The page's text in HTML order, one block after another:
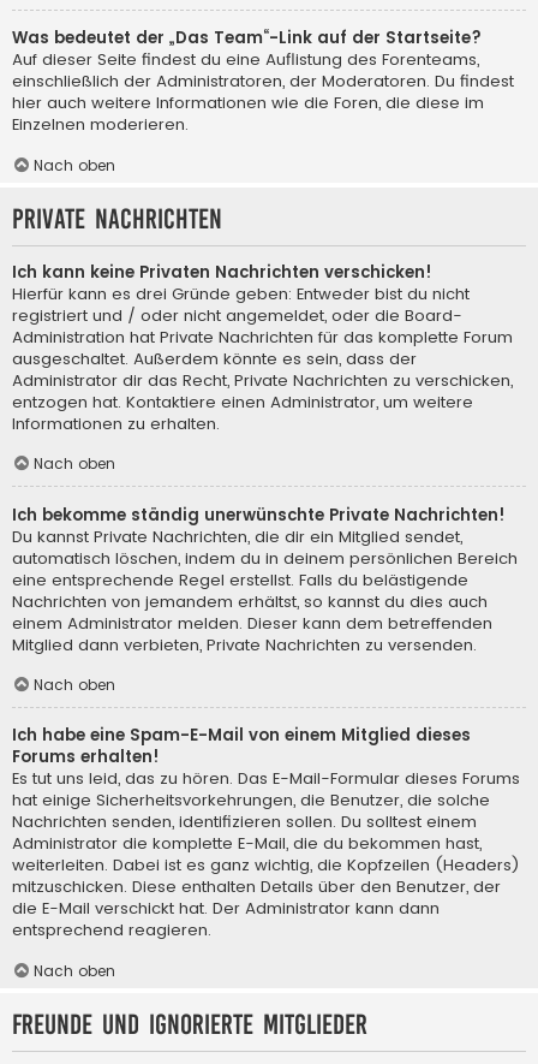
Was bedeutet der „Das Team“-Link auf der Startseite?
Auf dieser Seite findest du eine Auflistung des Forenteams,
einschließlich der Administratoren, der Moderatoren. Du findest
hier auch weitere Informationen wie die Foren, die diese im
Einzelnen moderieren.
Nach oben
Private Nachrichten
Ich kann keine Privaten Nachrichten verschicken!
Hierfür kann es drei Gründe geben: Entweder bist du nicht
registriert und / oder nicht angemeldet, oder die Board-
Administration hat Private Nachrichten für das komplette Forum
ausgeschaltet. Außerdem könnte es sein, dass der
Administrator dir das Recht, Private Nachrichten zu verschicken,
entzogen hat. Kontaktiere einen Administrator, um weitere
Informationen zu erhalten.
Nach oben
Ich bekomme ständig unerwünschte Private Nachrichten!
Du kannst Private Nachrichten, die dir ein Mitglied sendet,
automatisch löschen, indem du in deinem persönlichen Bereich
eine entsprechende Regel erstellst. Falls du belästigende
Nachrichten von jemandem erhältst, so kannst du dies auch
einem Administrator melden. Dieser kann dem betreffenden
Mitglied dann verbieten, Private Nachrichten zu versenden.
Nach oben
Ich habe eine Spam-E-Mail von einem Mitglied dieses
Forums erhalten!
Es tut uns leid, das zu hören. Das E-Mail-Formular dieses Forums
hat einige Sicherheitsvorkehrungen, die Benutzer, die solche
Nachrichten senden, identifizieren sollen. Du solltest einem
Administrator die komplette E-Mail, die du bekommen hast,
weiterleiten. Dabei ist es ganz wichtig, die Kopfzeilen (Headers)
mitzuschicken. Diese enthalten Details über den Benutzer, der
die E-Mail verschickt hat. Der Administrator kann dann
entsprechend reagieren.
Nach oben
Freunde und ignorierte Mitglieder